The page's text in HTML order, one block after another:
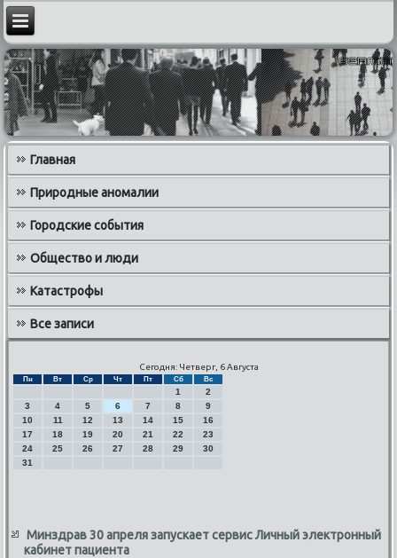
Главная
Природные аномалии
Городские события
Общество и люди
Катастрофы
Все записи
Сегодня: Четверг, 6 Августа
Пн Вт Ср Чт Пт Сб Вс
1
2
3
4 5 6 7 8
9
10
11 12 13 14 15
16
17
18 19 20 21 22
23
24
25 26 27 28 29
30
31
Минздрав 30 апреля запускает сервис Личный электронный
кабинет пациента